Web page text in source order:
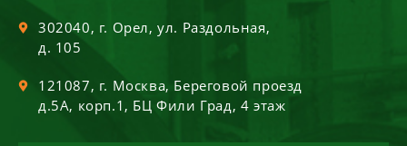
302040, г. Орел,ул. Раздольная,
д. 105
121087, г. Москва, Береговой проезд
д.5А, корп.1, БЦ Фили Град, 4 этаж